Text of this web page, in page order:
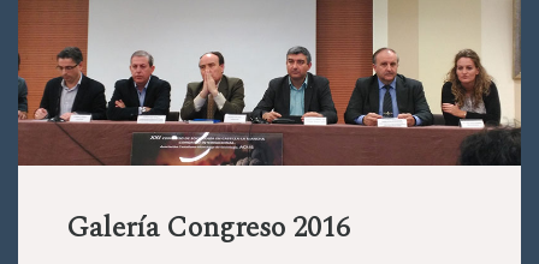
Galería Congreso 2016